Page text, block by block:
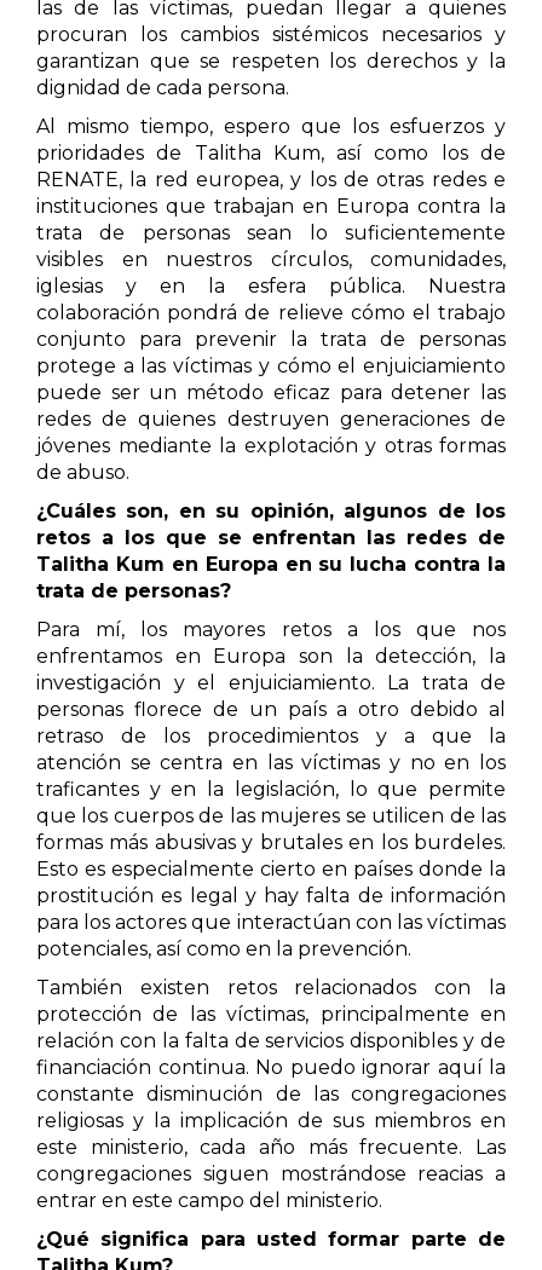
las de las víctimas, puedan llegar a quienes
procuran los cambios sistémicos necesarios y
garantizan que se respeten los derechos y la
dignidad de cada persona.
Al mismo tiempo, espero que los esfuerzos y
prioridades de Talitha Kum, así como los de
RENATE, la red europea, y los de otras redes e
instituciones que trabajan en Europa contra la
trata de personas sean lo suficientemente
visibles en nuestros círculos, comunidades,
iglesias y en la esfera pública. Nuestra
colaboración pondrá de relieve cómo el trabajo
conjunto para prevenir la trata de personas
protege a las víctimas y cómo el enjuiciamiento
puede ser un método eficaz para detener las
redes de quienes destruyen generaciones de
jóvenes mediante la explotación y otras formas
de abuso.
¿Cuáles son, en su opinión, algunos de los
retos a los que se enfrentan las redes de
Talitha Kum en Europa en su lucha contra la
trata de personas?
Para mí, los mayores retos a los que nos
enfrentamos en Europa son la detección, la
investigación y el enjuiciamiento. La trata de
personas florece de un país a otro debido al
retraso de los procedimientos y a que la
atención se centra en las víctimas y no en los
traficantes y en la legislación, lo que permite
que los cuerpos de las mujeres se utilicen de las
formas más abusivas y brutales en los burdeles.
Esto es especialmente cierto en países donde la
prostitución es legal y hay falta de información
para los actores que interactúan con las víctimas
potenciales, así como en la prevención.
También existen retos relacionados con la
protección de las víctimas, principalmente en
relación con la falta de servicios disponibles y de
financiación continua. No puedo ignorar aquí la
constante disminución de las congregaciones
religiosas y la implicación de sus miembros en
este ministerio, cada año más frecuente. Las
congregaciones siguen mostrándose reacias a
entrar en este campo del ministerio.
¿Qué significa para usted formar parte de